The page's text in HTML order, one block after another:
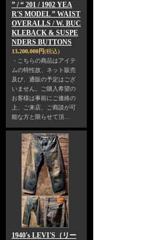
” / “ 201 / 1902 YEA
R'S MODEL ” WAIST
OVERALLS / W. BUC
KLEBACK & SUSPE
NDERS BUTTONS
13,200,000円(税込)
・こちらの商品はアイテ
ムの特性故、ネット販売
及び、通販の予定はござ
いません。ご購入希望の
お客様は事前にご連絡の
上、ご来店、ご商談が可
能な方と限らせて頂…
1940's LEVI'S（リー